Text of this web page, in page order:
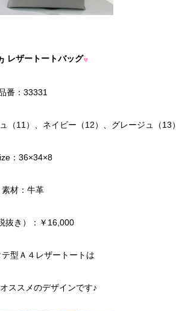
レザートートバッグ♥
番：33331
（11）、ネイビー（12）、グレージュ（13）
：36×34×8
素材：牛革
抜き）：￥16,000
型Ａ４レザートートは
ススメのデザインです♪